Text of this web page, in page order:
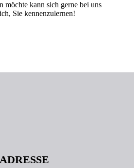
möchte kann sich gerne bei uns
Sie kennenzulernen!